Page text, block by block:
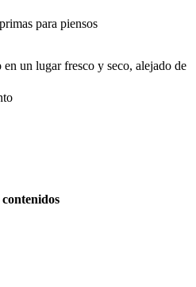
para piensos
en un lugar fresco y seco, alejado de